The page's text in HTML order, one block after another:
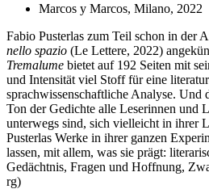
Marcos y Marcos, Milano, 2022
Fabio Pusterlas zum Teil schon in der
nello spazio (Le Lettere, 2022)
Tremalume bietet auf 192 Seiten mit
und Intensität viel Stoff für eine
sprachwissenschaftliche Analyse. Und
Ton der Gedichte alle Leserinnen und
unterwegs sind, sich vielleicht in ihrer
Pusterlas Werke in ihrer ganzen
lassen, mit allem, was sie prägt:
Gedächtnis, Fragen und Hoffnung,
rg)